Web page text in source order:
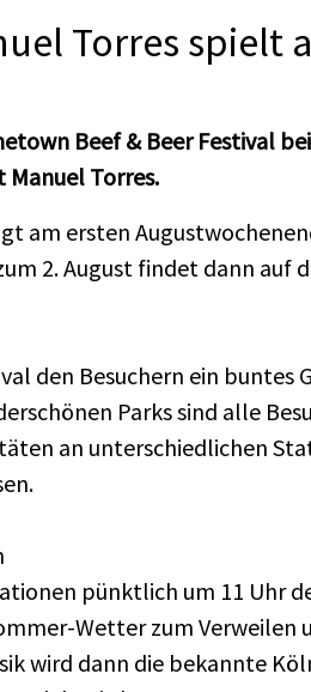
Torres spielt
Beef & Beer Festival
Torres.
am ersten
2. August findet dann
den Besuchern ein
Parks sind alle
an unterschiedlichen
pünktlich um 11 Uhr
Wetter zum Verweilen
wird dann die bekannte